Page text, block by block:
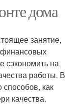
дома
занятие,
финансовых
сэкономить на
работы. В
как
качества.